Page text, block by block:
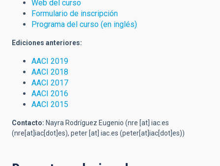
Web del curso
Formulario de inscripción
Programa del curso (en inglés)
Ediciones anteriores:
AACI 2019
AACI 2018
AACI 2017
AACI 2016
AACI 2015
Contacto: Nayra Rodríguez Eugenio (nre [at] iac.es
(nre[at]iac[dot]es), peter [at] iac.es (peter[at]iac[dot]es))